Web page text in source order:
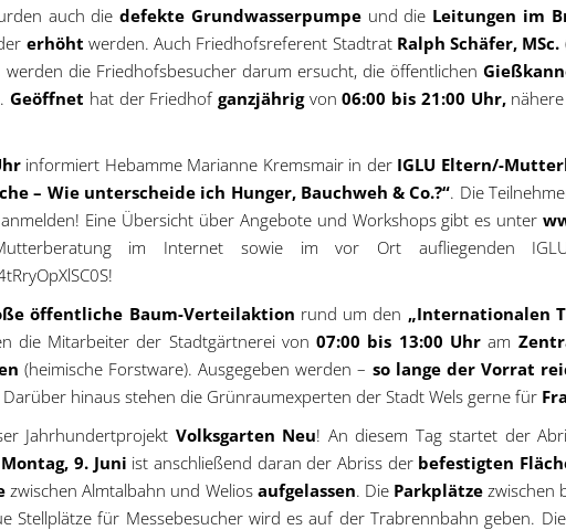
auch diedefekte Grundwasserpumpeund die Leitungen im
erhöht werden. Auch Friedhofsreferent Stadtrat Ralph Schäfer, MSc.
werden die Friedhofsbesucher darum ersucht, die öffentlichen
.Geöffnet hat der Friedhof ganzjährig von06:00 bis 21:00 Uhr,nähere
informiert Hebamme Marianne Kremsmair in der IGLU Eltern/-
– Wie unterscheide ich Hunger, Bauchweh & Co.?“. Die
anmelden! Eine Übersicht über Angebote und Workshops gibt es unter
im Internet sowie im vor Ort aufliegenden
öffentliche Baum-Verteilaktion rund um den „Internationalen
die Mitarbeiter der Stadtgärtnerei von07:00 bis 13:00 Uhram
(heimische Forstware). Ausgegeben werden – so lange der Vorrat
hinaus stehen die Grünraumexperten der Stadt Wels gerne für
Jahrhundertprojekt Volksgarten Neu! An diesem Tag startet der
Montag, 9. Juni ist anschließend daran der Abriss der befestigten
zwischen Almtalbahn und Welios aufgelassen. Die Parkplätze zwischen
Stellplätze für Messebesucher wird es auf der Trabrennbahn geben.